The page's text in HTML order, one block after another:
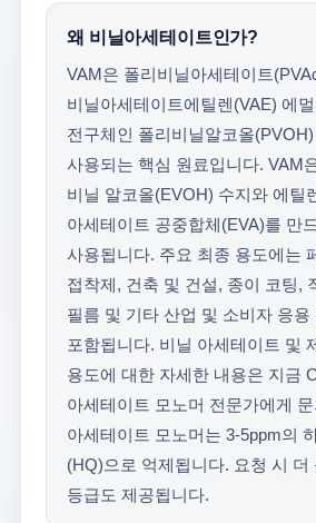
왜 비닐아세테이트인가?
VAM은 폴리비닐아세테이트
비닐아세테이트에틸렌(VAE) 에
전구체인 폴리비닐알코올(PVOH)
사용되는 핵심 원료입니다. VAM
비닐 알코올(EVOH) 수지와 에틸
아세테이트 공중합체(EVA)를 만
사용됩니다. 주요 최종 용도에는
접착제, 건축 및 건설, 종이 코팅,
필름 및 기타 산업 및 소비자 응용
포함됩니다. 비닐 아세테이트 및
용도에 대한 자세한 내용은 지금
아세테이트 모노머 전문가에게
아세테이트 모노머는 3-5ppm의
(HQ)으로 억제됩니다. 요청 시 더
등급도 제공됩니다.